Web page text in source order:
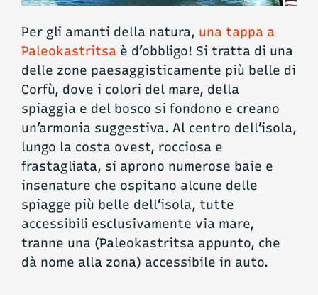
Per gli amanti della natura, una tappa a
Paleokastritsa è d’obbligo! Si tratta di una
delle zone paesaggisticamente più belle di
Corfù, dove i colori del mare, della
spiaggia e del bosco si fondono e creano
un’armonia suggestiva. Al centro dell’isola,
lungo la costa ovest, rocciosa e
frastagliata, si aprono numerose baie e
insenature che ospitano alcune delle
spiagge più belle dell’isola, tutte
accessibili esclusivamente via mare,
tranne una (Paleokastritsa appunto, che
dà nome alla zona) accessibile in auto.